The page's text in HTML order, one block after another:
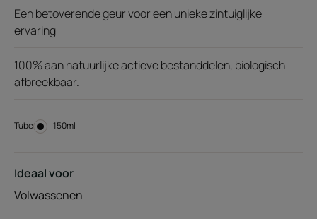
Een betoverende geur voor een unieke zintuiglijke
ervaring
100% aan natuurlijke actieve bestanddelen, biologisch
afbreekbaar.
Tube Tube
150ml
Ideaal voor
Volwassenen